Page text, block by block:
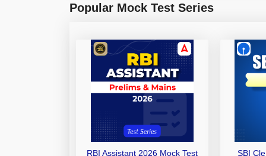
Popular Mock Test Series
RBI Assistant 2026 Mock Test
SBI